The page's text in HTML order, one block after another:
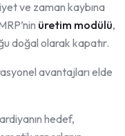
ve zaman kaybına
üretim modülü,
doğal olarak kapatır.
avantajları elde
hedef,